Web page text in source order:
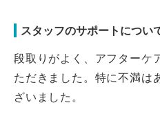
スタッフのサポートについ
段取りがよく、アフターケ
ただきました。特に不満は
ざいました。